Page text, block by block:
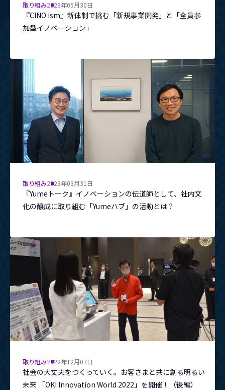
取り組み2023年05月30日
『CINO ism』新体制で挑む「新規事業開発」と「全員参
加型イノベーション」
取り組み2023年03月31日
『Yumeトーク』イノベーションの伝道師として、社内文
化の醸成に取り組む「Yumeハブ」の活動とは？
取り組み2022年12月07日
社会の大丈夫をつくっていく。お客さまと共に創る明るい
未来 「OKI Innovation World 2022」を開催！（後編）